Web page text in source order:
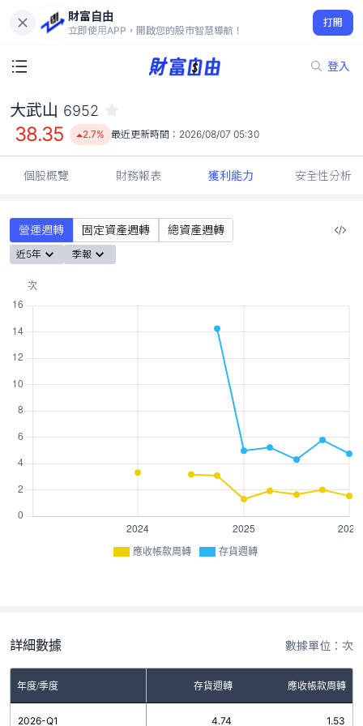
財富自由
立即使用APP，開啟您的股市智慧導航！
打開
登入
38.35
2.7%
大武山 6952
38.35 2.7% 最近更新時間： 2026/08/07 05:30
個股概覽 財務報表 獲利能力 安全性分析
營運週轉 固定資產週轉 總資產週轉
近5年 季報
應收帳款周轉 存貨週轉
詳細數據 數據單位：次
年度/季度 存貨週轉 應收帳款周轉
2026-Q1 4.74 1.53